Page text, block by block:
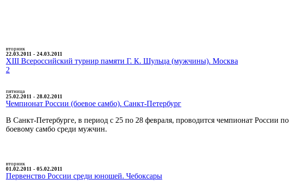
вторник
22.03.2011 - 24.03.2011
XIII Всероссийский турнир памяти Г. К. Шульца (мужчины). Москва
2
пятница
25.02.2011 - 28.02.2011
Чемпионат России (боевое самбо). Санкт-Петербург
В Санкт-Петербурге, в период с 25 по 28 февраля, проводится чемпионат России по
боевому самбо среди мужчин.
вторник
01.02.2011 - 05.02.2011
Первенство России среди юношей. Чебоксары